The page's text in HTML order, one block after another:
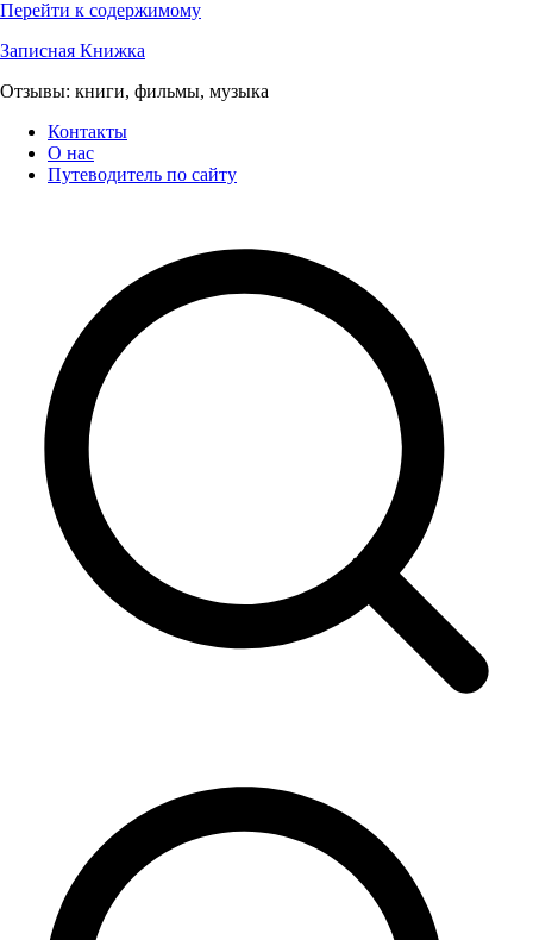
Перейти к содержимому
Записная Книжка
Отзывы: книги, фильмы, музыка
Контакты
О нас
Путеводитель по сайту